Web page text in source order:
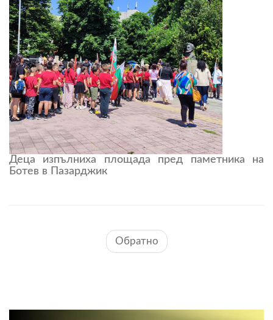
Деца изпълниха площада пред паметника на
Ботев в Пазарджик
Обратно